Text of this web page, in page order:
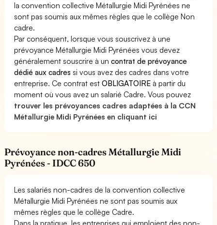
la convention collective Métallurgie Midi Pyrénées ne
sont pas soumis aux mêmes règles que le collège Non
cadre.
Par conséquent, lorsque vous souscrivez à une
prévoyance Métallurgie Midi Pyrénées vous devez
généralement souscrire à uncontrat de prévoyance
dédié aux cadres si vous avez des cadres dans votre
entreprise. Ce contrat estOBLIGATOIRE à partir du
moment où vous avez un salarié Cadre. Vous pouvez
trouver les prévoyances cadres adaptées à la CCN
Métallurgie Midi Pyrénées en cliquant ici
Prévoyance non-cadres Métallurgie Midi
Pyrénées - IDCC 650
Les salariés non-cadres de la convention collective
Métallurgie Midi Pyrénées ne sont pas soumis aux
mêmes règles que le collège Cadre.
Dans la pratique, les entreprises qui emploient des non-